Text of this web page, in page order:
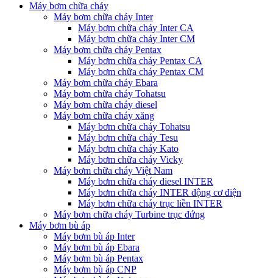
Máy bơm chữa cháy
Máy bơm chữa cháy Inter
Máy bơm chữa cháy Inter CA
Máy bơm chữa cháy Inter CM
Máy bơm chữa cháy Pentax
Máy bơm chữa cháy Pentax CA
Máy bơm chữa cháy Pentax CM
Máy bơm chữa cháy Ebara
Máy bơm chữa cháy Tohatsu
Máy bơm chữa cháy diesel
Máy bơm chữa cháy xăng
Máy bơm chữa cháy Tohatsu
Máy bơm chữa cháy Tesu
Máy bơm chữa cháy Kato
Máy bơm chữa cháy Vicky
Máy bơm chữa cháy Việt Nam
Máy bơm chữa cháy diesel INTER
Máy bơm chữa cháy INTER động cơ điện
Máy bơm chữa cháy trục liền INTER
Máy bơm chữa cháy Turbine trục đứng
Máy bơm bù áp
Máy bơm bù áp Inter
Máy bơm bù áp Ebara
Máy bơm bù áp Pentax
Máy bơm bù áp CNP